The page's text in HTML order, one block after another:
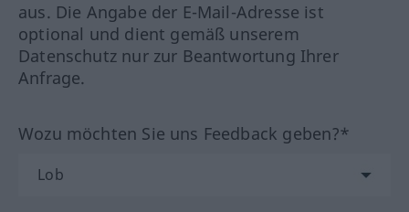
aus. Die Angabe der E-Mail-Adresse ist
optional und dient gemäß unserem
Datenschutz nur zur Beantwortung Ihrer
Anfrage.
Wozu möchten Sie uns Feedback geben?*